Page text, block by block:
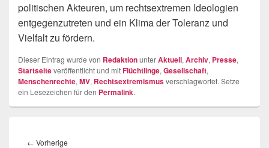
politischen Akteuren, um rechtsextremen Ideologien
entgegenzutreten und ein Klima der Toleranz und
Vielfalt zu fördern.
Dieser Eintrag wurde von RedaktionunterAktuell, Archiv, Presse,
Startseiteveröffentlicht und mitFlüchtlinge, Gesellschaft,
Menschenrechte, MV, Rechtsextremismusverschlagwortet. Setze
ein Lesezeichen für den Permalink.
← Vorherige